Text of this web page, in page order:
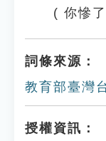
( 你慘
詞條來源：
教育部臺灣
授權資訊：